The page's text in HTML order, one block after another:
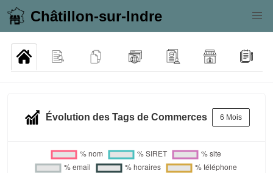
Châtillon-sur-Indre
Évolution des Tags de Commerces 6 Mois